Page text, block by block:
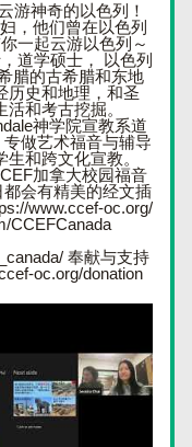
游神奇的以色列！
，他们曾在以色列
一起云游以色列～
道学硕士， 以色列
腊的古希腊和东地
历史和地理，和圣
和考古挖掘。
神学院宣教系道
做艺术福音与辅导
和跨文化宣教。
加拿大校园福音
会有精美的经文插
www.ccef-oc.org/
CCEFCanada
奉献与支持
oc.org/donation